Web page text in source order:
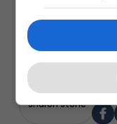
Sharon Stone